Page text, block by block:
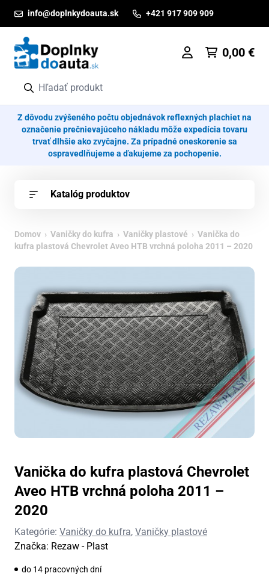
info@doplnkydoauta.sk +421 917 909 909
0,00 €
Z dôvodu zvýšeného počtu objednávok reflexných plachiet na
označenie prečnievajúceho nákladu môže expedícia tovaru
trvať dlhšie ako zvyčajne. Za prípadné oneskorenie sa
ospravedlňujeme a ďakujeme za pochopenie.
Katalóg produktov
Domov › Vaničky do kufra › Vaničky plastové › Vanička do
kufra plastová Chevrolet Aveo HTB vrchná poloha 2011 – 2020
Vanička do kufra plastová Chevrolet
Aveo HTB vrchná poloha 2011 –
2020
Kategórie: Vaničky do kufra, Vaničky plastové
Značka: Rezaw - Plast
do 14 pracovných dní